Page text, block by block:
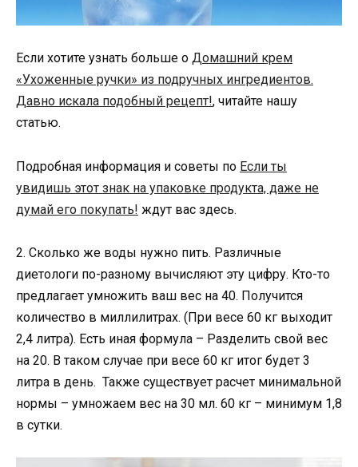
Если хотите узнать больше о Домашний крем
«Ухоженные ручки» из подручных ингредиентов.
Давно искала подобный рецепт!, читайте нашу
статью.
Подробная информация и советы по Если ты
увидишь этот знак на упаковке продукта, даже не
думай его покупать! ждут вас здесь.
2. Сколько же воды нужно пить. Различные
диетологи по-разному вычисляют эту цифру. Кто-то
предлагает умножить ваш вес на 40. Получится
количество в миллилитрах. (При весе 60 кг выходит
2,4 литра). Есть иная формула – Разделить свой вес
на 20. В таком случае при весе 60 кг итог будет 3
литра в день. Также существует расчет минимальной
нормы – умножаем вес на 30 мл. 60 кг – минимум 1,8
в сутки.